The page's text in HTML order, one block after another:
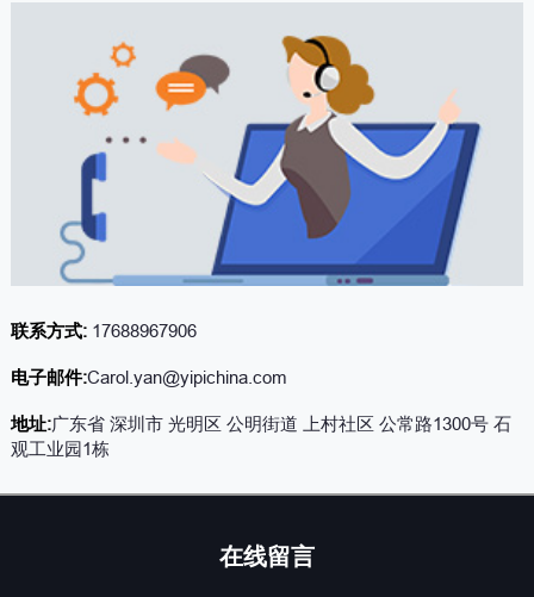
联系方式:17688967906
电子邮件:Carol.yan@yipichina.com
地址:广东省 深圳市 光明区 公明街道 上村社区 公常路1300号 石
观工业园1栋
在线留言